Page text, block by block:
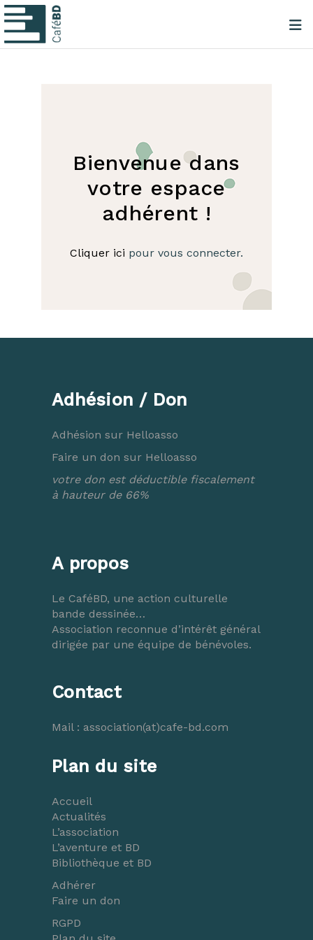
Bienvenue dans
votre espace
adhérent !
Cliquer ici pour vous connecter.
Adhésion / Don
Adhésion sur Helloasso
Faire un don sur Helloasso
votre don est déductible fiscalement
à hauteur de 66%
A propos
Le CaféBD, une action culturelle
bande dessinée…
Association reconnue d’intérêt général
dirigée par une équipe de bénévoles.
Contact
Mail : association(at)cafe-bd.com
Plan du site
Accueil
Actualités
L’association
L’aventure et BD
Bibliothèque et BD
Adhérer
Faire un don
RGPD